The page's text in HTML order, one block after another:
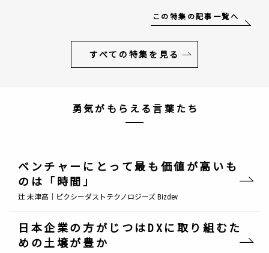
この特集の記事一覧へ
すべての特集を見る
勇気がもらえる言葉たち
ベンチャーにとって最も価値が高いも
のは「時間」
辻 未津高｜ピクシーダストテクノロジーズ Bizdev
日本企業の方がじつはDXに取り組むた
めの土壌が豊か